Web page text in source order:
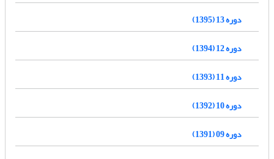
دوره 13 (1395)
دوره 12 (1394)
دوره 11 (1393)
دوره 10 (1392)
دوره 09 (1391)